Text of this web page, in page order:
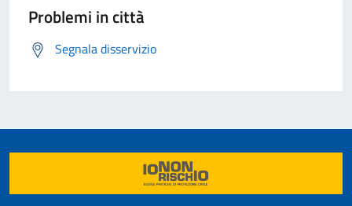
Problemi in città
Segnala disservizio